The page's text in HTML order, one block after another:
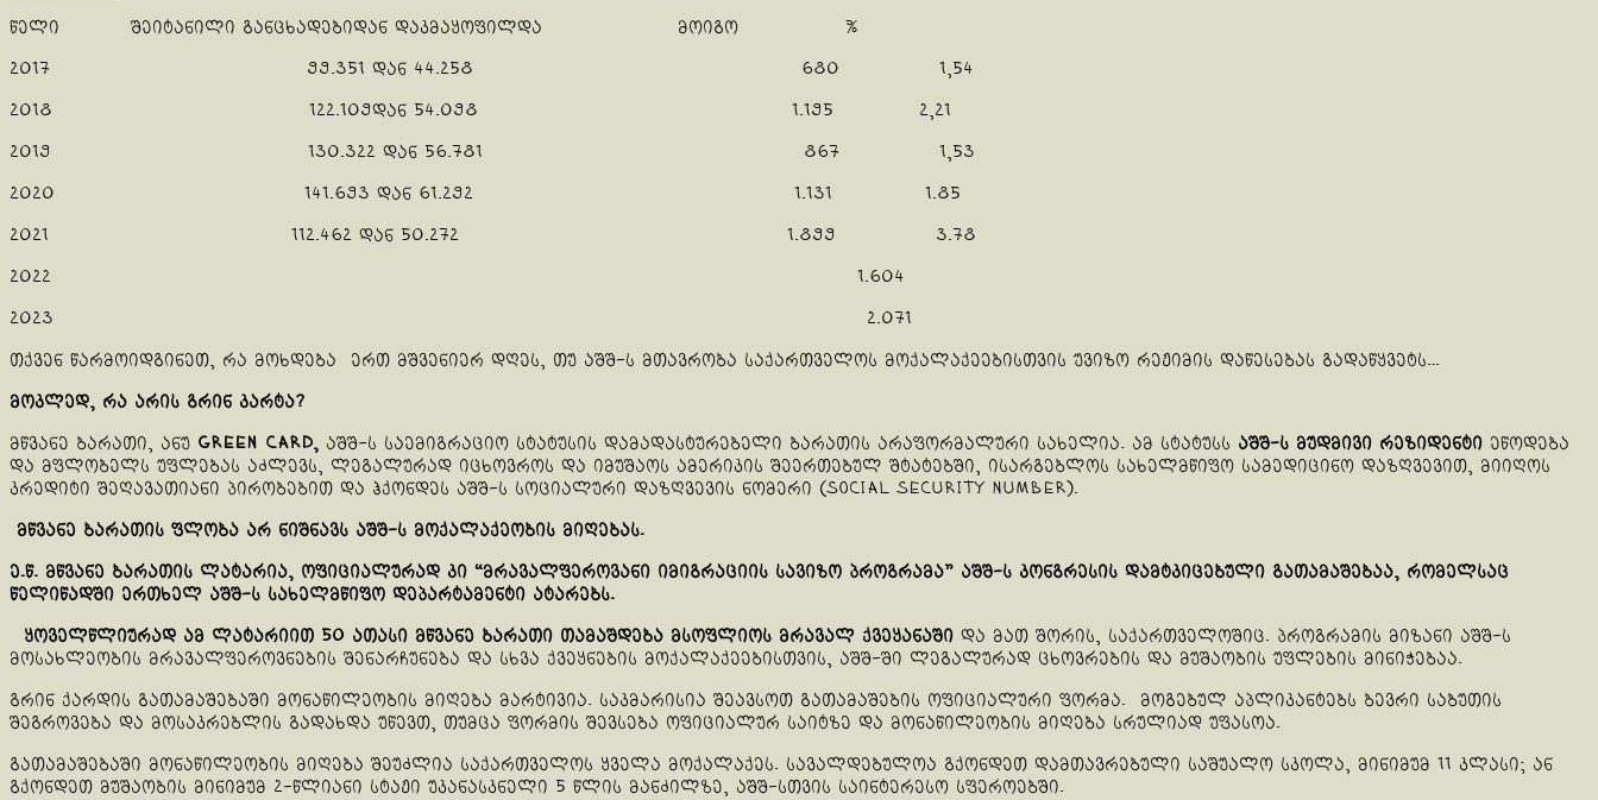
წელი შეიტანილი განცხადებიდან დაკმაყოფილდა მოიგო %
2017 99.351 დან 44.258 680 1,54
2018 122.109დან 54.098 1.195 2,21
2019 130.322 დან 56.781 867 1,53
2020 141.693 დან 61.292 1.131 1.85
2021 112.462 დან 50.272 1.899 3.78
2022 1.604
2023 2.071
თქვენ წარმოიდგინეთ, რა მოხდება ერთ მშვენიერ დღეს, თუ აშშ-ს მთავრობა საქართველოს მოქალაქეებისთვის უვიზო რეჟიმის დაწესებას გადაწყვეტს…
მოკლედ, რა არის გრინ კარტა?
მწვანე ბარათი, ანუ Green Card, აშშ-ს საემიგრაციო სტატუსის დამადასტურებელი ბარათის არაფორმალური სახელია. ამ სტატუსს აშშ-ს მუდმივი რეზიდენტი ეწოდება
და მფლობელს უფლებას აძლევს, ლეგალურად იცხოვროს და იმუშაოს ამერიკის შეერთებულ შტატებში, ისარგებლოს სახელმწიფო სამედიცინო დაზღვევით, მიიღოს
კრედიტი შეღავათიანი პირობებით და ჰქონდეს აშშ-ს სოციალური დაზღვევის ნომერი (Social Security Number).
მწვანე ბარათის ფლობა არ ნიშნავს აშშ-ს მოქალაქეობის მიღებას.
ე.წ. მწვანე ბარათის ლატარია, ოფიციალურად კი “მრავალფეროვანი იმიგრაციის სავიზო პროგრამა” აშშ-ს კონგრესის დამტკიცებული გათამაშებაა, რომელსაც
წელიწადში ერთხელ აშშ-ს სახელმწიფო დეპარტამენტი ატარებს.
ყოველწლიურად ამ ლატარიით 50 ათასი მწვანე ბარათი თამაშდება მსოფლიოს მრავალ ქვეყანაში და მათ შორის, საქართველოშიც. პროგრამის მიზანი აშშ-ს
მოსახლეობის მრავალფეროვნების შენარჩუნება და სხვა ქვეყნების მოქალაქეებისთვის, აშშ-ში ლეგალურად ცხოვრების და მუშაობის უფლების მინიჭებაა.
გრინ ქარდის გათამაშებაში მონაწილეობის მიღება მარტივია. საკმარისია შეავსოთ გათამაშების ოფიციალური ფორმა. მოგებულ აპლიკანტებს ბევრი საბუთის
შეგროვება და მოსაკრებლის გადახდა უწევთ, თუმცა ფორმის შევსება ოფიციალურ საიტზე და მონაწილეობის მიღება სრულიად უფასოა.
გათამაშებაში მონაწილეობის მიღება შეუძლია საქართველოს ყველა მოქალაქეს. სავალდებულოა გქონდეთ დამთავრებული საშუალო სკოლა, მინიმუმ 11 კლასი; ან
გქონდეთ მუშაობის მინიმუმ 2-წლიანი სტაჟი უკანასკნელი 5 წლის მანძილზე, აშშ-სთვის საინტერესო სფეროებში.